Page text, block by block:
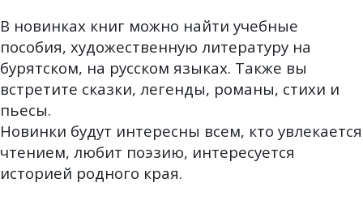
В новинках книг можно найти учебные
пособия, художественную литературу на
бурятском, на русском языках. Также вы
встретите сказки, легенды, романы, стихи и
пьесы.
Новинки будут интересны всем, кто увлекается
чтением, любит поэзию, интересуется
историей родного края.